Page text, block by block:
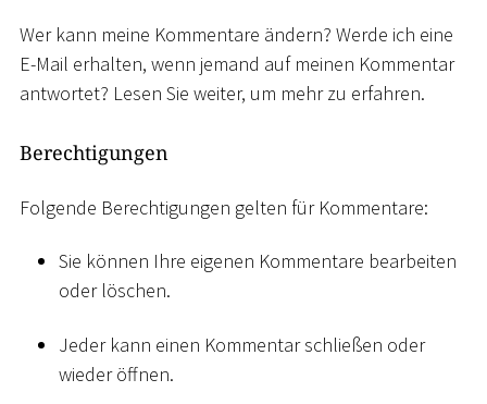
Wer kann meine Kommentare ändern? Werde ich eine
E-Mail erhalten, wenn jemand auf meinen Kommentar
antwortet? Lesen Sie weiter, um mehr zu erfahren.
Berechtigungen
Folgende Berechtigungen gelten für Kommentare:
Sie können Ihre eigenen Kommentare bearbeiten
oder löschen.
Jeder kann einen Kommentar schließen oder
wieder öffnen.